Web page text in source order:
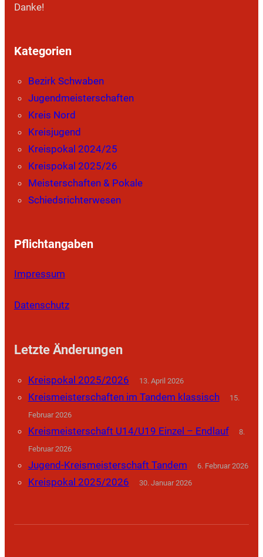
Danke!
Kategorien
Bezirk Schwaben
Jugendmeisterschaften
Kreis Nord
Kreisjugend
Kreispokal 2024/25
Kreispokal 2025/26
Meisterschaften & Pokale
Schiedsrichterwesen
Pflichtangaben
Impressum
Datenschutz
Letzte Änderungen
Kreispokal 2025/2026 13. April 2026
Kreismeisterschaften im Tandem klassisch
15.
Februar 2026
Kreismeisterschaft U14/U19 Einzel – Endlauf
8.
Februar 2026
Jugend-Kreismeisterschaft Tandem 6. Februar 2026
Kreispokal 2025/2026 30. Januar 2026